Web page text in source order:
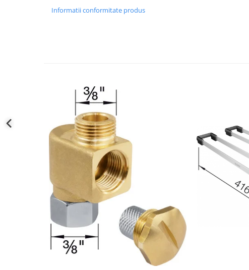
Informatii conformitate produs